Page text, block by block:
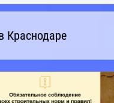
Краснодаре